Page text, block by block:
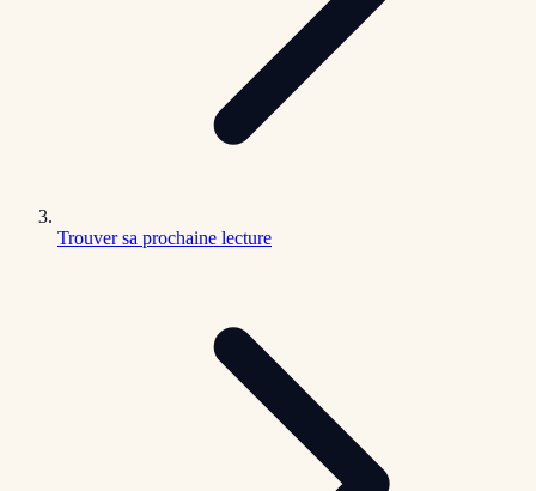
Trouver sa prochaine lecture